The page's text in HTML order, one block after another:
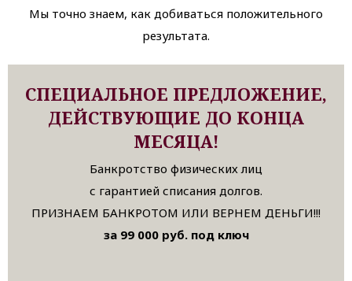
Мы точно знаем, как добиваться положительного
результата.
СПЕЦИАЛЬНОЕ ПРЕДЛОЖЕНИЕ,
ДЕЙСТВУЮЩИЕ ДО КОНЦА
МЕСЯЦА!
Банкротство физических лиц
с гарантией списания долгов.
ПРИЗНАЕМ БАНКРОТОМ ИЛИ ВЕРНЕМ ДЕНЬГИ!!!
за 99 000 руб. под ключ